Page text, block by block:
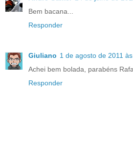
Bem bacana...
Responder
Giuliano 1 de agosto de 2011
Achei bem bolada, parabéns
Responder